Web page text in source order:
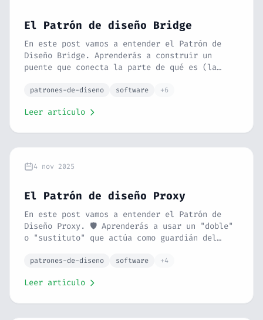
El Patrón de diseño Bridge
En este post vamos a entender el Patrón de
Diseño Bridge. Aprenderás a construir un
puente que conecta la parte de qué es (la
(la implementación), permitiendo que ambas
analogías, un ejemplo práctico en PHP de
errores comunes.
patrones-de-diseno software +6
Leer artículo
4 nov 2025
El Patrón de diseño Proxy
En este post vamos a entender el Patrón de
Diseño Proxy. 🛡️ Aprenderás a usar un "doble"
o "sustituto" que actúa como guardián del
funcionalidades como control de acceso, caché
de un portero de discoteca y un ejemplo en
patrones-de-diseno software +4
Leer artículo